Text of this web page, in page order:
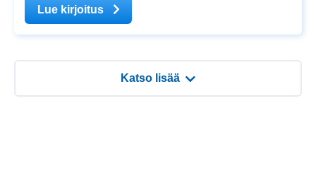
cybersecurity, we turn to renowned cybersecurity
expert Jeremiah Fowler. In this exclusive Q&A
Lue kirjoitus
Katso lisää